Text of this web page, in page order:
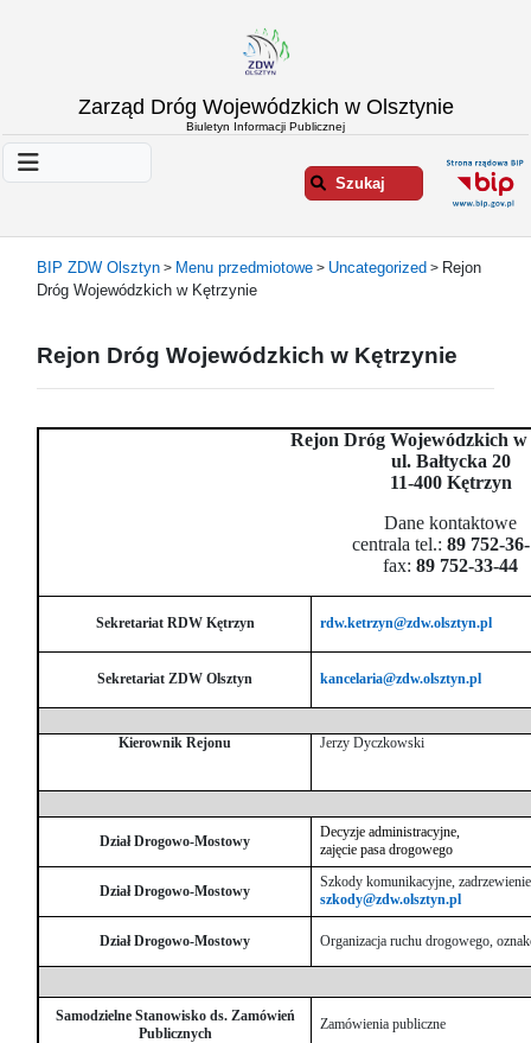
Zarząd Dróg Wojewódzkich w Olsztynie
Biuletyn Informacji Publicznej
Szukaj
Informacje
o
drogach
raporty
Sprzedaż
Zamówienia
Ochrona
danych
osobowych
Automatically
Hierarchic
BIP ZDW Olsztyn > Menu przedmiotowe > Uncategorized > Rejon
Dróg Wojewódzkich w Kętrzynie
Rejon Dróg Wojewódzkich w Kętrzynie
Rejon Dróg Wojewódzkich
ul. Bałtycka 20
11-400 Kętrzyn
Dane kontaktowe
centrala tel.: 89 752-
fax: 89 752-33-44
Sekretariat RDW Kętrzyn rdw.ketrzyn@zdw.olsztyn.pl
Sekretariat ZDW Olsztyn kancelaria@zdw.olsztyn.pl
Kierownik Rejonu Jerzy Dyczkowski
Dział Drogowo-Mostowy
Decyzje administracyjne,
zajęcie pasa drogowego
Dział Drogowo-Mostowy
Szkody komunikacyjne, zadrzewienie
szkody@zdw.olsztyn.pl
Dział Drogowo-Mostowy Organizacja ruchu drogowego,
Samodzielne Stanowisko ds. Zamówień
Publicznych
Zamówienia publiczne